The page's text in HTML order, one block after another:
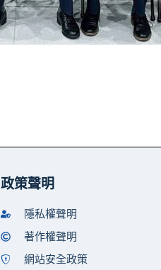
政策聲明
隱私權聲明
著作權聲明
網站安全政策